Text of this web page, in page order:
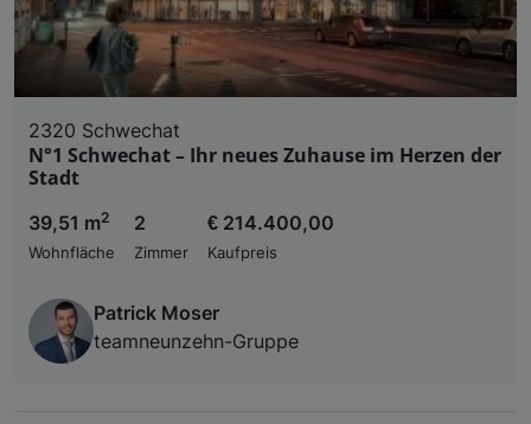
2320 Schwechat
N°1 Schwechat – Ihr neues Zuhause im Herzen der
Stadt
39,51 m2
Wohnfläche
2
Zimmer
€ 214.400,00
Kaufpreis
Patrick Moser
teamneunzehn-Gruppe